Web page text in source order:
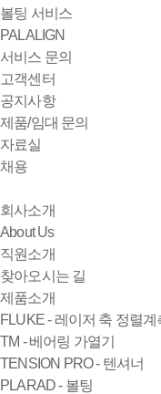
볼팅 서비스
PALALIGN
서비스 문의
고객센터
공지사항
제품/임대 문의
자료실
채용
회사소개
About Us
직원소개
찾아오시는 길
제품소개
FLUKE - 레이저 축 정렬
TM - 베어링 가열기
TENSION PRO - 텐셔너
PLARAD - 볼팅